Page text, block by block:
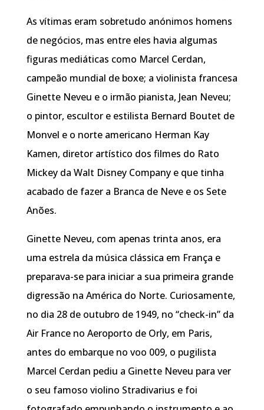
As vítimas eram sobretudo anónimos homens
de negócios, mas entre eles havia algumas
figuras mediáticas como Marcel Cerdan,
campeão mundial de boxe; a violinista francesa
Ginette Neveu e o irmão pianista, Jean Neveu;
o pintor, escultor e estilista Bernard Boutet de
Monvel e o norte americano Herman Kay
Kamen, diretor artístico dos filmes do Rato
Mickey da Walt Disney Company e que tinha
acabado de fazer a Branca de Neve e os Sete
Anões.
Ginette Neveu, com apenas trinta anos, era
uma estrela da música clássica em França e
preparava-se para iniciar a sua primeira grande
digressão na América do Norte. Curiosamente,
no dia 28 de outubro de 1949, no “check-in” da
Air France no Aeroporto de Orly, em Paris,
antes do embarque no voo 009, o pugilista
Marcel Cerdan pediu a Ginette Neveu para ver
o seu famoso violino Stradivarius e foi